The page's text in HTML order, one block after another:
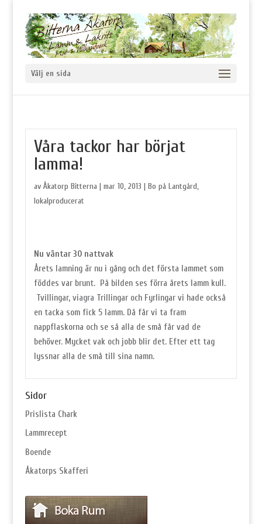
Välj en sida
Våra tackor har börjat
lamma!
avÅkatorp Bitterna |mar 10, 2013 |Bo på Lantgård,
lokalproducerat
Nu väntar 30 nattvak
Årets lamning är nu i gång och det första lammet som
föddes var brunt. På bilden ses förra årets lamm kull.
Tvillingar,viagra Trillingar och Fyrlingar vi hade också
en tacka som fick 5 lamm. Då får vi ta fram
nappflaskorna och se så alla de små får vad de
behöver. Mycket vak och jobb blir det. Efter ett tag
lyssnar alla de små till sina namn.
Sidor
Prislista Chark
Lammrecept
Boende
Åkatorps Skafferi